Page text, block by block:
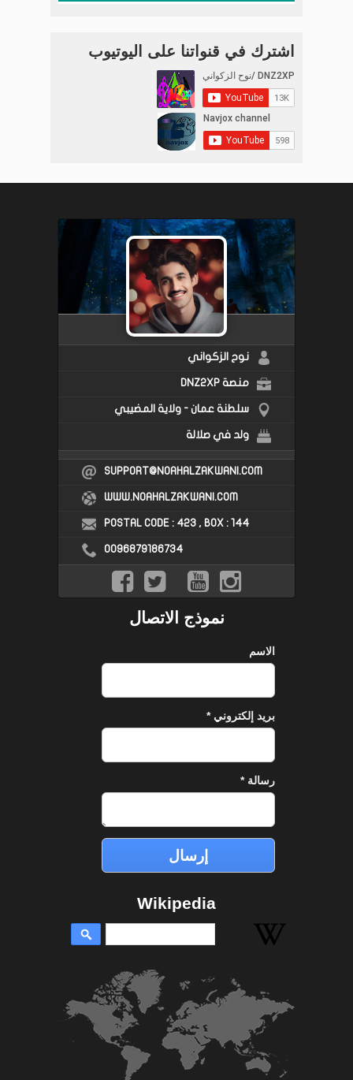
اشترك في قنواتنا على اليوتيوب
نموذج الاتصال
الاسم
بريد إلكتروني*
رسالة*
Wikipedia
نوح الزكواني
منصة DNZ2XP
سلطنة عمان - ولاية المضيبي
ولد في صلالة
SUPPORT@NOAHALZAKWANI.COM
WWW.NOAHALZAKWANI.COM
POSTAL CODE : 423 , BOX : 144
0096879186734